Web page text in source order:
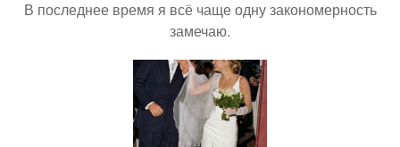
В последнее время я всё чаще одну закономерность
замечаю.